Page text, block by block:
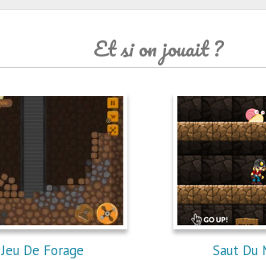
Et si on jouait ?
Jeu De Forage Saut Du